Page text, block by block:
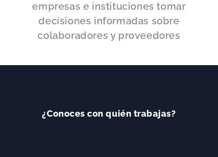
empresas e instituciones tomar
decisiones informadas sobre
colaboradores y proveedores
¿Conoces con quién trabajas?